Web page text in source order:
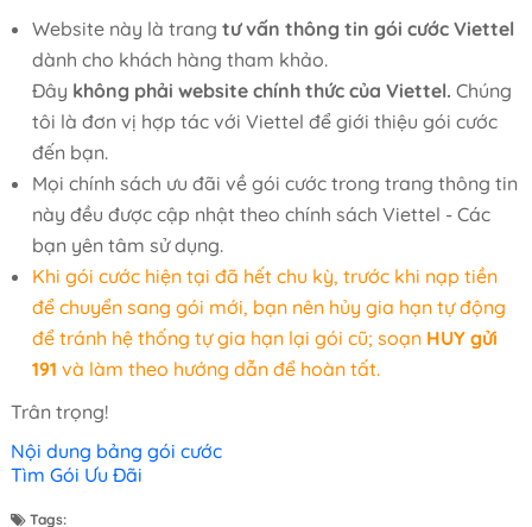
Website này là trang tư vấn thông tin gói cước Viettel
dành cho khách hàng tham khảo.
Đây không phải website chính thức của Viettel. Chúng
tôi là đơn vị hợp tác với Viettel để giới thiệu gói cước
đến bạn.
Mọi chính sách ưu đãi về gói cước trong trang thông tin
này đều được cập nhật theo chính sách Viettel - Các
bạn yên tâm sử dụng.
Khi gói cước hiện tại đã hết chu kỳ, trước khi nạp tiền
để chuyển sang gói mới, bạn nên hủy gia hạn tự động
để tránh hệ thống tự gia hạn lại gói cũ; soạn HUY gửi
191 và làm theo hướng dẫn để hoàn tất.
Trân trọng!
Nội dung bảng gói cước
Tìm Gói Ưu Đãi
Tags: